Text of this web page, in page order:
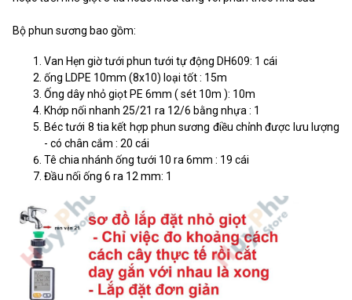
Bộ phun sương bao gồm:
Van Hẹn giờ tưới phun tưới tự động DH609: 1 cái
ống LDPE 10mm (8x10) loại tốt : 15m
Ống dây nhỏ giọt PE 6mm ( sét 10m ): 10m
Khớp nối nhanh 25/21 ra 12/6 bằng nhựa : 1
Béc tưới 8 tia kết hợp phun sương điều chỉnh được lưu lượng
- có chân cắm : 20 cái
Tê chia nhánh ống tưới 10 ra 6mm : 19 cái
Đầu nối ống 6 ra 12 mm: 1